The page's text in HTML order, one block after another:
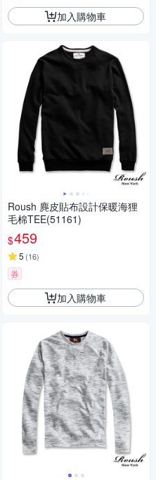
加入購物車
Roush 麂皮貼布設計保暖海狸
毛棉TEE(51161)
$459
5 (16)
券
加入購物車